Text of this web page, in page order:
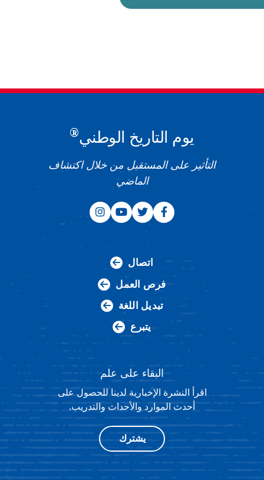
يوم التاريخ الوطني®
التأثير على المستقبل من خلال اكتشاف
الماضي
اتصال
فرص العمل
تبديل اللغة
يتبرع
البقاء على علم
اقرأ النشرة الإخبارية لدينا للحصول على
أحدث الموارد والأحداث والتدريب.
يشترك